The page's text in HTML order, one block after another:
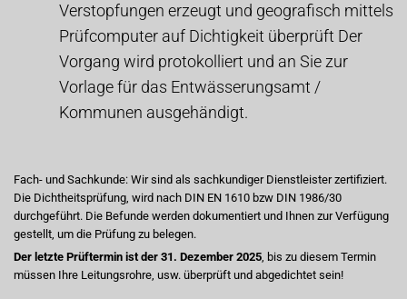
Verstopfungen erzeugt und geografisch mittels
Prüfcomputer auf Dichtigkeit überprüft Der
Vorgang wird protokolliert und an Sie zur
Vorlage für das Entwässerungsamt /
Kommunen ausgehändigt.
Fach- und Sachkunde: Wir sind als sachkundiger Dienstleister zertifiziert.
Die Dichtheitsprüfung, wird nach DIN EN 1610 bzw DIN 1986/30
durchgeführt. Die Befunde werden dokumentiert und Ihnen zur Verfügung
gestellt, um die Prüfung zu belegen.
Der letzte Prüftermin ist der 31. Dezember 2025, bis zu diesem Termin
müssen Ihre Leitungsrohre, usw. überprüft und abgedichtet sein!